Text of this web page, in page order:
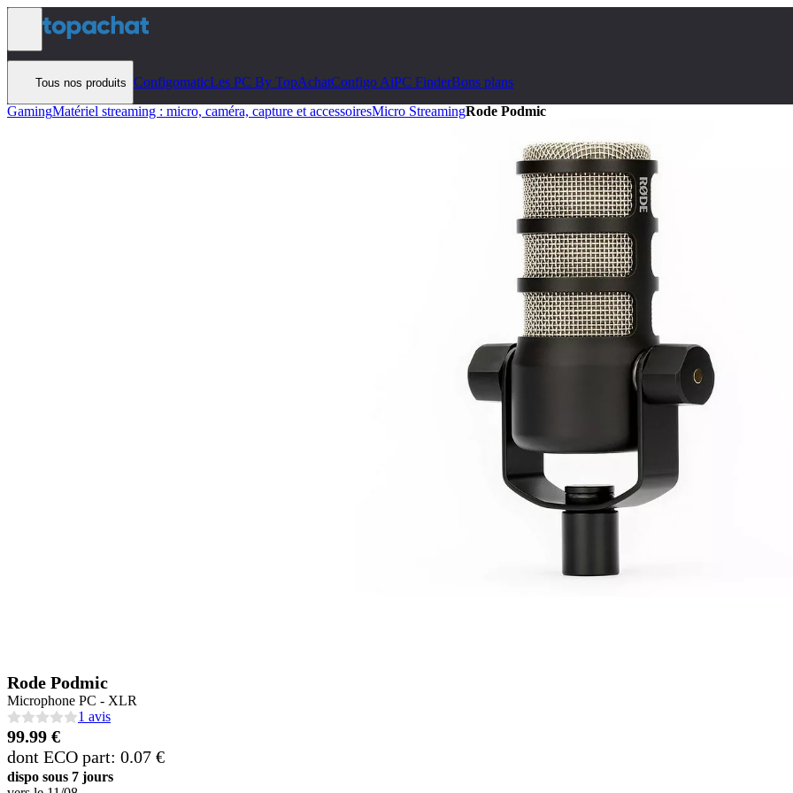
Aller au contenu
Tous nos produits ConfigomaticLes PC By TopAchatConfigo AiPC FinderBons plans
GamingMatériel streaming : micro, caméra, capture et accessoiresMicro StreamingRode Podmic
Rode Podmic
Microphone PC - XLR
1 avis
99.99 €
dont ECO part: 0.07 €
dispo sous 7 jours